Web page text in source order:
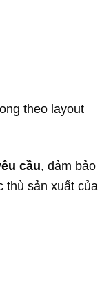
theo layout
cầu, đảm bảo
thù sản xuất của